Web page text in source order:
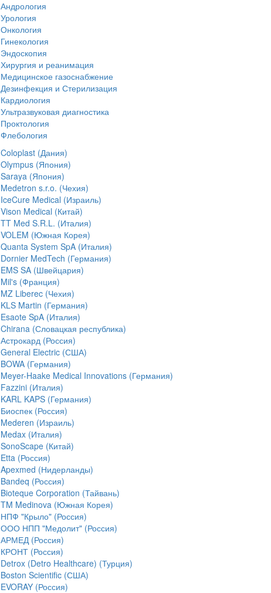
Андрология
Урология
Онкология
Гинекология
Эндоскопия
Хирургия и реанимация
Медицинское газоснабжение
Дезинфекция и Стерилизация
Кардиология
Ультразвуковая диагностика
Проктология
Флебология
Coloplast (Дания)
Olympus (Япония)
Saraya (Япония)
Medetron s.r.o. (Чехия)
IceCure Medical (Израиль)
Vison Medical (Китай)
TT Med S.R.L. (Италия)
VOLEM (Южная Корея)
Quanta System SpA (Италия)
Dornier MedTech (Германия)
EMS SA (Швейцария)
Mil's (Франция)
MZ Liberec (Чехия)
KLS Martin (Германия)
Esaote SpA (Италия)
Chirana (Словацкая республика)
Астрокард (Россия)
General Electric (США)
BOWA (Германия)
Meyer-Haake Medical Innovations (Германия)
Fazzini (Италия)
KARL KAPS (Германия)
Биоспек (Россия)
Mederen (Израиль)
Medax (Италия)
SonoScape (Китай)
Etta (Россия)
Apexmed (Нидерланды)
Bandeq (Россия)
Bioteque Corporation (Тайвань)
TM Medinova (Южная Корея)
НПФ "Крыло" (Россия)
ООО НПП "Медолит" (Россия)
АРМЕД (Россия)
КРОНТ (Россия)
Detrox (Detro Healthcare) (Турция)
Boston Scientific (США)
EVORAY (Россия)